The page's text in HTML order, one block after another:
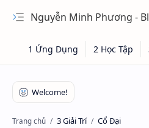
Nguyễn Minh Phương - Blog Chia sẻ Kiến thức Chứng khoán &
Trang chủ 3 Giải Trí Cổ Đại